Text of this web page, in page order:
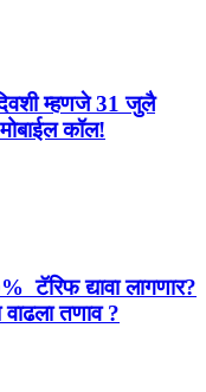
म्हणजे 31 जुलै
कॉल!
टॅरिफ द्यावा लागणार?
तणाव ?